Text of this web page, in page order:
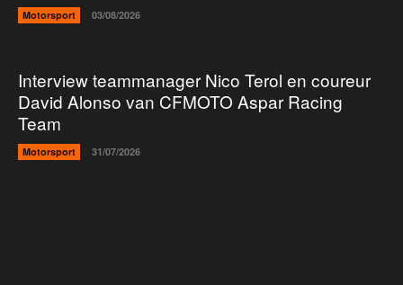
Motorsport 03/08/2026
Interview teammanager Nico Terol en coureur
David Alonso van CFMOTO Aspar Racing
Team
Motorsport 31/07/2026